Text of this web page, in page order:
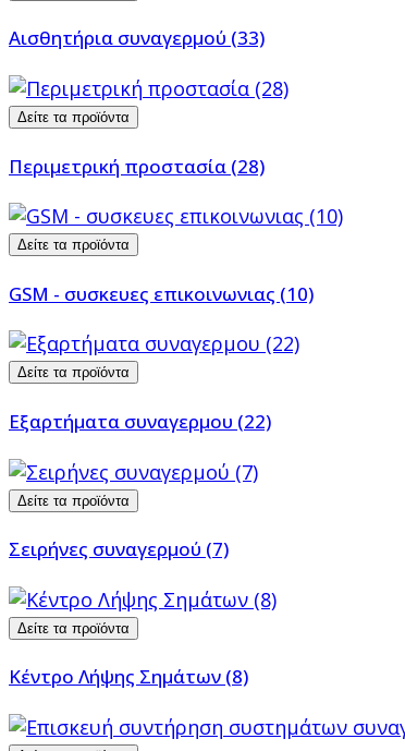
Αισθητήρια συναγερμού (33)
Δείτε τα προϊόντα
Περιμετρική προστασία (28)
Δείτε τα προϊόντα
GSM - συσκευες επικοινωνιας (10)
Δείτε τα προϊόντα
Εξαρτήματα συναγερμου (22)
Δείτε τα προϊόντα
Σειρήνες συναγερμού (7)
Δείτε τα προϊόντα
Κέντρο Λήψης Σημάτων (8)